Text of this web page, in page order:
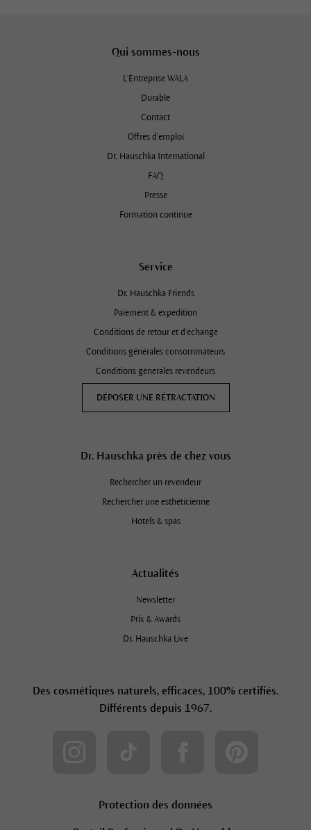
Qui sommes-nous
L'Entreprise WALA
Durable
Contact
Offres d’emploi
Dr. Hauschka International
FAQ
Presse
Formation continue
Service
Dr. Hauschka Friends
Paiement & expédition
Conditions de retour et d'échange
Conditions générales consommateurs
Conditions générales revendeurs
DÉPOSER UNE RÉTRACTATION
Dr. Hauschka près de chez vous
Rechercher un revendeur
Rechercher une esthéticienne
Hôtels & spas
Actualités
Newsletter
Prix & Awards
Dr. Hauschka Live
Des cosmétiques naturels, efficaces, 100% certifiés.
Différents depuis 1967.
Protection des données